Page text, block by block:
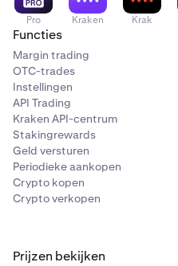
Pro Kraken Krak
Functies
Margin trading
OTC-trades
Instellingen
API Trading
Kraken API-centrum
Stakingrewards
Geld versturen
Periodieke aankopen
Crypto kopen
Crypto verkopen
Prijzen bekijken